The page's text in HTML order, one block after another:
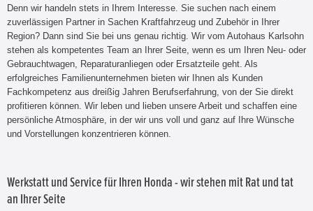
Denn wir handeln stets in Ihrem Interesse. Sie suchen nach einem
zuverlässigen Partner in Sachen Kraftfahrzeug und Zubehör in Ihrer
Region? Dann sind Sie bei uns genau richtig. Wir vom Autohaus Karlsohn
stehen als kompetentes Team an Ihrer Seite, wenn es um Ihren Neu- oder
Gebrauchtwagen, Reparaturanliegen oder Ersatzteile geht. Als
erfolgreiches Familienunternehmen bieten wir Ihnen als Kunden
Fachkompetenz aus dreißig Jahren Berufserfahrung, von der Sie direkt
profitieren können. Wir leben und lieben unsere Arbeit und schaffen eine
persönliche Atmosphäre, in der wir uns voll und ganz auf Ihre Wünsche
und Vorstellungen konzentrieren können.
Werkstatt und Service für Ihren Honda - wir stehen mit Rat und tat
an Ihrer Seite